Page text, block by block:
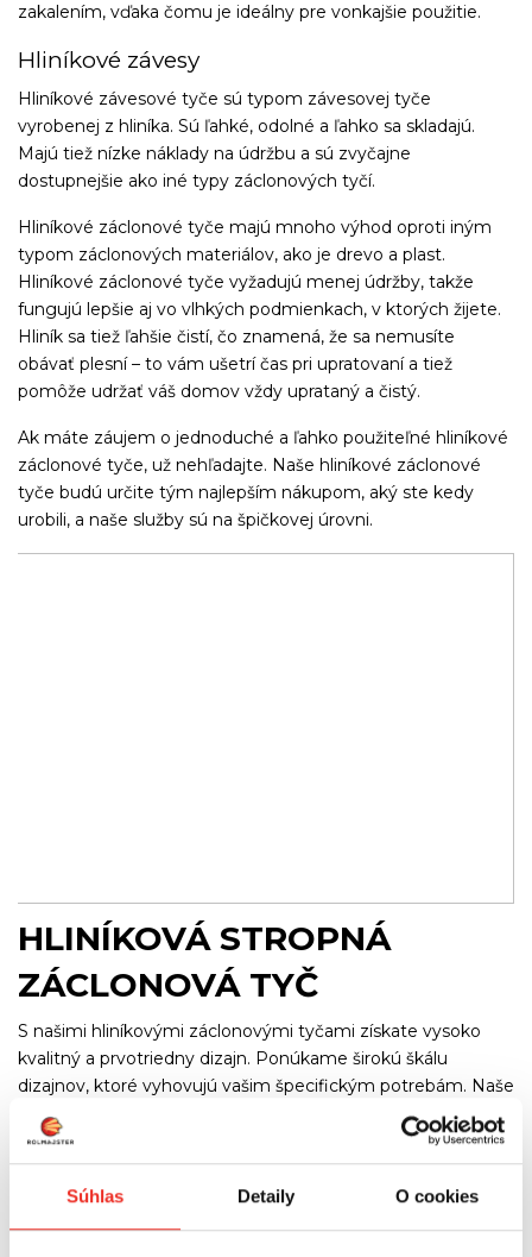
Súhlas Detaily O cookies
zakalením, vďaka čomu je ideálny pre vonkajšie použitie.
Hliníkové závesy
Hliníkové závesové tyče sú typom závesovej tyče
vyrobenej z hliníka. Sú ľahké, odolné a ľahko sa skladajú.
Majú tiež nízke náklady na údržbu a sú zvyčajne
dostupnejšie ako iné typy záclonových tyčí.
Hliníkové záclonové tyče majú mnoho výhod oproti iným
typom záclonových materiálov, ako je drevo a plast.
Hliníkové záclonové tyče vyžadujú menej údržby, takže
fungujú lepšie aj vo vlhkých podmienkach, v ktorých žijete.
Hliník sa tiež ľahšie čistí, čo znamená, že sa nemusíte
obávať plesní – to vám ušetrí čas pri upratovaní a tiež
pomôže udržať váš domov vždy uprataný a čistý.
Ak máte záujem o jednoduché a ľahko použiteľné hliníkové
záclonové tyče, už nehľadajte. Naše hliníkové záclonové
tyče budú určite tým najlepším nákupom, aký ste kedy
urobili, a naše služby sú na špičkovej úrovni.
HLINÍKOVÁ STROPNÁ
ZÁCLONOVÁ TYČ
S našimi hliníkovými záclonovými tyčami získate vysoko
kvalitný a prvotriedny dizajn. Ponúkame širokú škálu
dizajnov, ktoré vyhovujú vašim špecifickým potrebám. Naše
hliníkové záclonové tyče sú ľahké a ľahko sa montujú a
rozkladajú.
Hliníkové záclonové tyče s nadčasovým vzhľadom. Naše